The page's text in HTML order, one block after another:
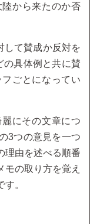
から来たのか否
して賛成か反対を
の具体例と共に賛
ごとになってい
にその文章につ
3つの意見を一つ
理由を述べる順番
モの取り方を覚え
。